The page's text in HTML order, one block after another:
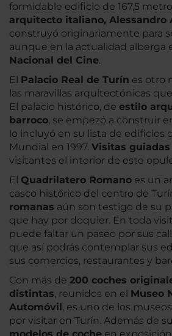
formidable edificio de 167,5
arquitecto italiano, Alessandro
construyó originariamente para
aunque en la actualidad alberga
Nacional del Cine.
El Palacio Real de Turín es otro
las maravillas arquitectónicas
El palacio histórico, de estilo
barroco, se empezó a construir
lo incluyó en su lista de edificios
Mundial en 1997. Visitas guiadas
visitantes el interior de este
El Quadrilatero Romano es un
casco histórico del centro de
romanas aún son testigo de su
que hay por doquier. En toda
puede faltar un paseo por sus
que así podrás contemplar sus
sus comercios, restaurantes y
Con más de 200 coches
distintas, reunidos en el Museo
Automóvil, es uno de los
por visitar en Turín. Además de